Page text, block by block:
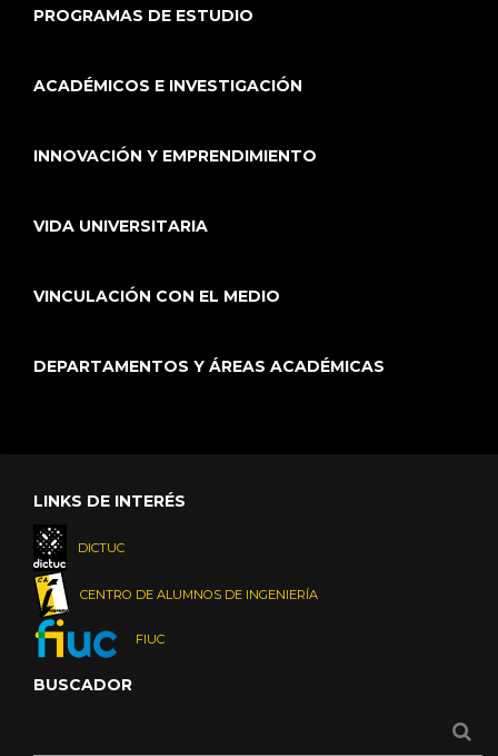
PROGRAMAS DE ESTUDIO
ACADÉMICOS E INVESTIGACIÓN
INNOVACIÓN Y EMPRENDIMIENTO
VIDA UNIVERSITARIA
VINCULACIÓN CON EL MEDIO
DEPARTAMENTOS Y ÁREAS ACADÉMICAS
LINKS DE INTERÉS
DICTUC
CENTRO DE ALUMNOS DE INGENIERÍA
FIUC
BUSCADOR